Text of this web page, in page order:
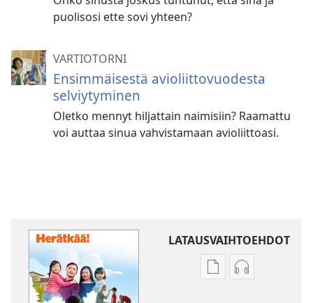
puolisosi ette sovi yhteen?
VARTIOTORNI
Ensimmäisestä avioliittovuodesta
selviytyminen
Oletko mennyt hiljattain naimisiin? Raamattu
voi auttaa sinua vahvistamaan avioliittoasi.
LATAUSVAIHTOEHDOT
JulkaisujenÄänitteiden